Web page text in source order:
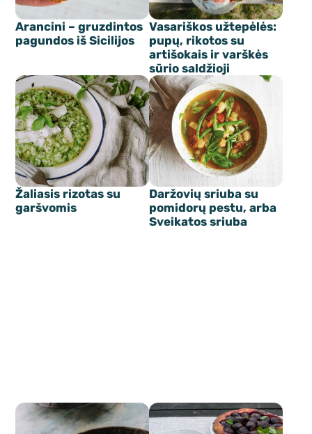
Arancini – gruzdintos
pagundos iš Sicilijos
Vasariškos užtepėlės:
pupų, rikotos su
artišokais ir varškės
sūrio saldžioji
Žaliasis rizotas su
garšvomis
Daržovių sriuba su
pomidorų pestu, arba
Sveikatos sriuba